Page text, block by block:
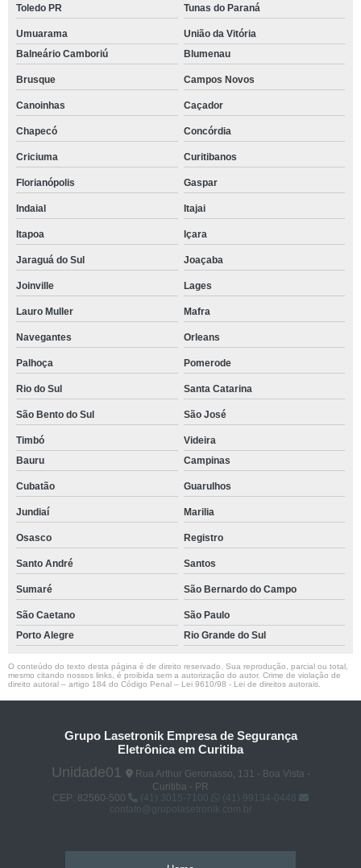
Toledo PR Tunas do Paraná
Umuarama
União da Vitória
Balneário Camboriú
Blumenau
Brusque Campos Novos
Canoinhas Caçador
Chapecó Concórdia
Criciuma Curitibanos
Florianópolis Gaspar
Indaial Itajai
Itapoa Içara
Jaraguá do Sul Joaçaba
Joinville Lages
Lauro Muller Mafra
Navegantes Orleans
Palhoça Pomerode
Rio do Sul Santa Catarina
São Bento do Sul São José
Timbó
Videira
Bauru
Campinas
Cubatão Guarulhos
Jundiaí Marilia
Osasco Registro
Santo André Santos
Sumaré São Bernardo do Campo
São Caetano
São Paulo
Porto Alegre
Rio Grande do Sul
O conteúdo do texto desta página é de direito reservado. Sua reprodução, parcial ou total,
mesmo citando nossos links, é proibida sem a autorização do autor. Crime de violação de
direito autoral – artigo 184 do Código Penal – Lei 9610/98 - Lei de direitos autorais
Grupo Lasetronik Empresa de Segurança
Eletrônica em Curitiba
Unidade01
Rua Arthur Geronasso, 131 - Boa Vista -
Curitiba - PR
CEP: 82560-500
(41) 3015-7100
(41) 99134-0448
contato@grupolasetronik.com.br